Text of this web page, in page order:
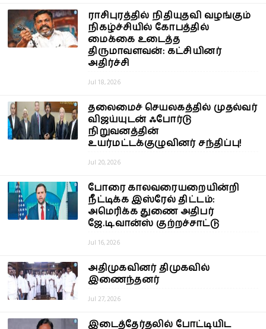
ராசிபுரத்தில் நிதியுதவி வழங்கும்
நிகழ்ச்சியில் கோபத்தில்
மைக்கை உடைத்த
திருமாவளவன்: கட்சியினர்
அதிர்ச்சி
Jul 18, 2026
தலைமைச் செயலகத்தில் முதல்வர்
விஜய்யுடன் ஃபோர்டு
நிறுவனத்தின்
உயர்மட்டக்குழுவினர் சந்திப்பு!
Jul 20, 2026
போரை காலவரையறையின்றி
நீட்டிக்க இஸ்ரேல் திட்டம்:
அமெரிக்க துணை அதிபர்
ஜே.டி.வான்ஸ் குற்றச்சாட்டு
Jul 16, 2026
அதிமுகவினர் திமுகவில்
இணைந்தனர்
Jul 27, 2026
இடைத்தேர்தலில் போட்டியிட